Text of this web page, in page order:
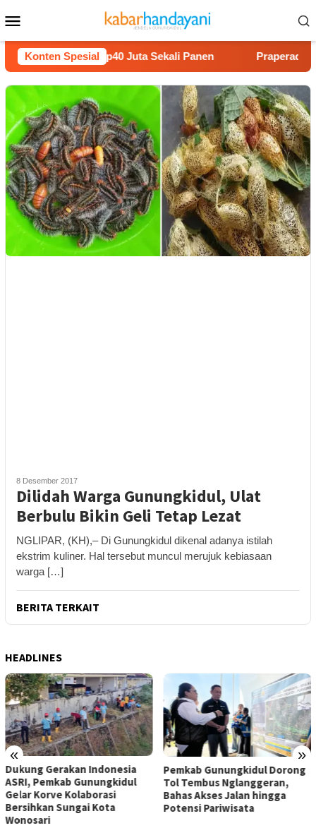
ke
kontenMobile
Konten Spesial
Untung Rp40 Juta Sekali Panen Praperadilan
8 Desember 2017
Dilidah Warga Gunungkidul, Ulat
Berbulu Bikin Geli Tetap Lezat
NGLIPAR, (KH),– Di Gunungkidul dikenal adanya istilah
ekstrim kuliner. Hal tersebut muncul merujuk kebiasaan
warga […]
BERITA TERKAIT
HEADLINES
« »
Dukung Gerakan Indonesia
ASRI, Pemkab Gunungkidul
Gelar Korve Kolaborasi
Bersihkan Sungai Kota
Wonosari
Pemkab Gunungkidul Dorong
Tol Tembus Nglanggeran,
Bahas Akses Jalan hingga
Potensi Pariwisata